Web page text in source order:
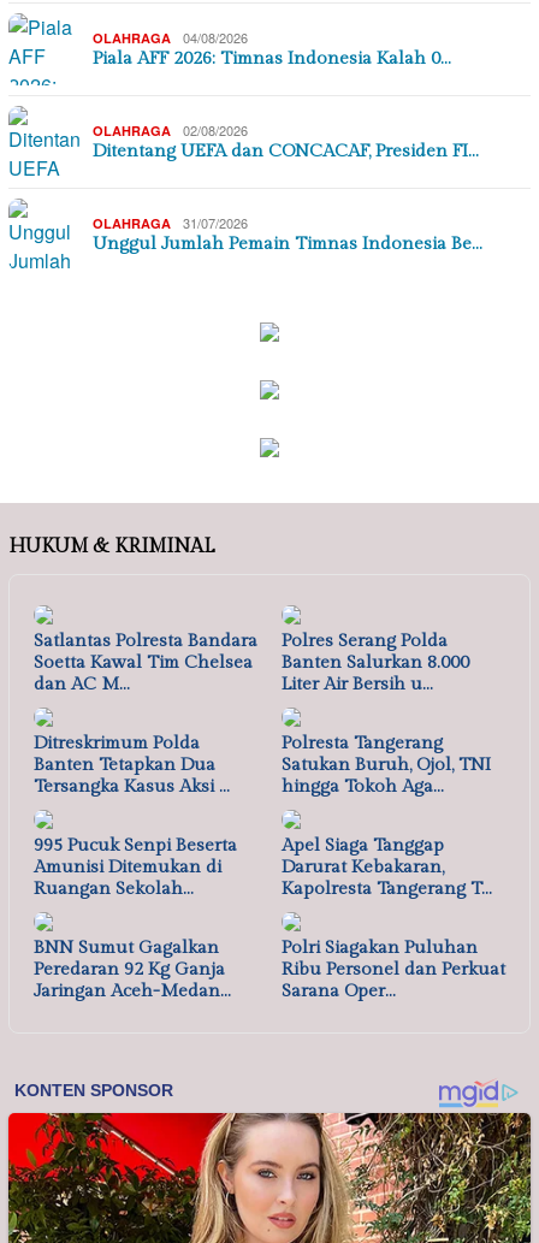
OLAHRAGA 04/08/2026
Piala AFF 2026: Timnas Indonesia Kalah 0…
OLAHRAGA 02/08/2026
Ditentang UEFA dan CONCACAF, Presiden FI…
OLAHRAGA 31/07/2026
Unggul Jumlah Pemain Timnas Indonesia Be…
HUKUM & KRIMINAL
Satlantas Polresta Bandara
Soetta Kawal Tim Chelsea
dan AC M…
Polres Serang Polda
Banten Salurkan 8.000
Liter Air Bersih u…
Ditreskrimum Polda
Banten Tetapkan Dua
Tersangka Kasus Aksi …
Polresta Tangerang
Satukan Buruh, Ojol, TNI
hingga Tokoh Aga…
995 Pucuk Senpi Beserta
Amunisi Ditemukan di
Ruangan Sekolah…
Apel Siaga Tanggap
Darurat Kebakaran,
Kapolresta Tangerang T…
BNN Sumut Gagalkan
Peredaran 92 Kg Ganja
Jaringan Aceh-Medan…
Polri Siagakan Puluhan
Ribu Personel dan Perkuat
Sarana Oper…